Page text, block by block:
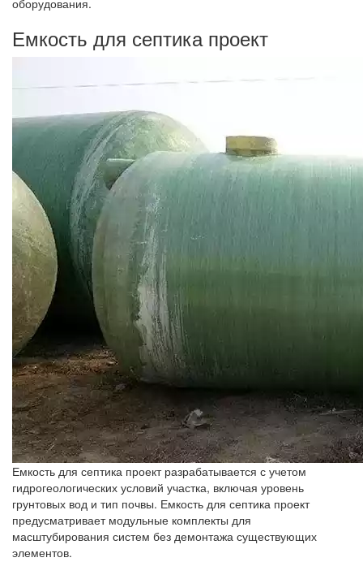
оборудования.
Емкость для септика проект
Емкость для септика проект разрабатывается с учетом
гидрогеологических условий участка, включая уровень
грунтовых вод и тип почвы. Емкость для септика проект
предусматривает модульные комплекты для
масштубирования систем без демонтажа существующих
элементов.